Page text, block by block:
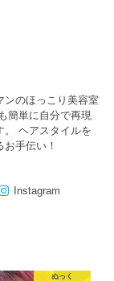
のほっこり美容室
簡単に自分で再現
。 ヘアスタイルを
手伝い！
Instagram
ぬっく